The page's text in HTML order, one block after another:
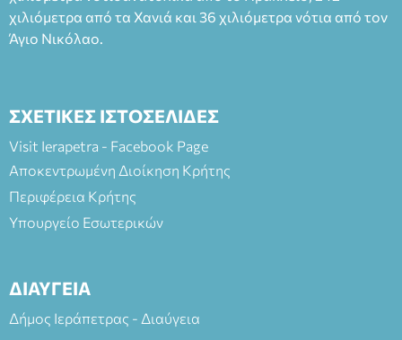
ΘΕΑΤΡΙΚΕΣ ΠΑΡΑΓΩΓΕΣ ΕΕ
χιλιόμετρα από τα Χανιά και 36 χιλιόμετρα νότια από τον
Άγιο Νικόλαο.
ΣΧΕΤΙΚΕΣ ΙΣΤΟΣΕΛΙΔΕΣ
Visit Ierapetra - Facebook Page
Αποκεντρωμένη Διοίκηση Κρήτης
Περιφέρεια Κρήτης
Υπουργείο Εσωτερικών
ΔΙΑΥΓΕΙΑ
Δήμος Ιεράπετρας - Διαύγεια